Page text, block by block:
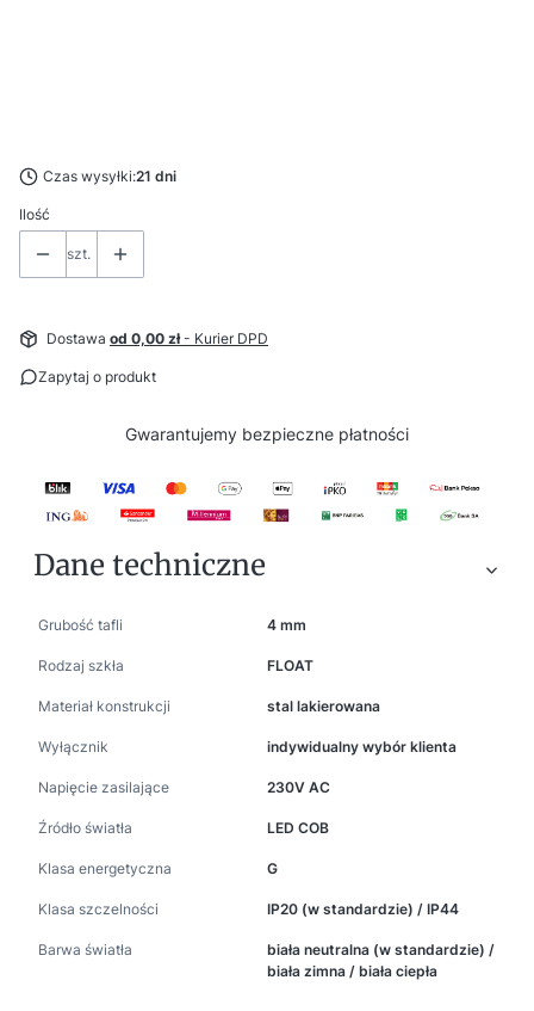
Czas wysyłki:21 dni
Ilość
szt.
Dostawa od 0,00 zł- Kurier DPD
Zapytaj o produkt
Gwarantujemy bezpieczne płatności
Dane techniczne
Grubość tafli 4 mm
Rodzaj szkła FLOAT
Materiał konstrukcji stal lakierowana
Wyłącznik indywidualny wybór klienta
Napięcie zasilające 230V AC
Źródło światła LED COB
Klasa energetyczna G
Klasa szczelności IP20 (w standardzie) / IP44
Barwa światła
biała neutralna (w standardzie) /
biała zimna / biała ciepła